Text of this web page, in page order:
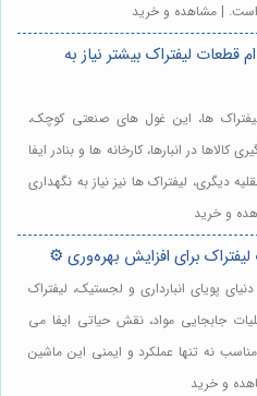
| مشاهده و خرید
قطعات لیفتراک بیشتر نیاز به
ها، این غول های صنعتی کوچک،
در انبارها، کارخانه ها و بنادر ایفا
دیگری، لیفتراک ها نیز نیاز به نگهداری
و خرید
پویای انبارداری و لجستیک، لیفتراک
جابجایی مواد، نقش حیاتی ایفا می
نه تنها عملکرد و ایمنی این ماشین
و خرید